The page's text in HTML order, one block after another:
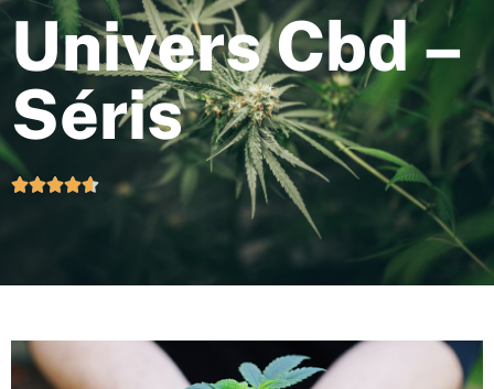
Univers Cbd –
Séris
